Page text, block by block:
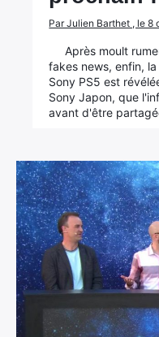
Par Julien Barthet , le 8
Après moult
fakes news, enfin,
Sony PS5 est
Sony Japon, que
avant d'être
Rechercher